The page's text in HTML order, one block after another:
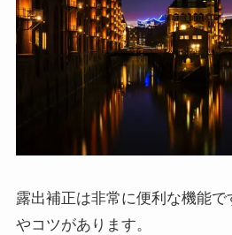
露出補正は非常に便利な機能
やコツがあります。